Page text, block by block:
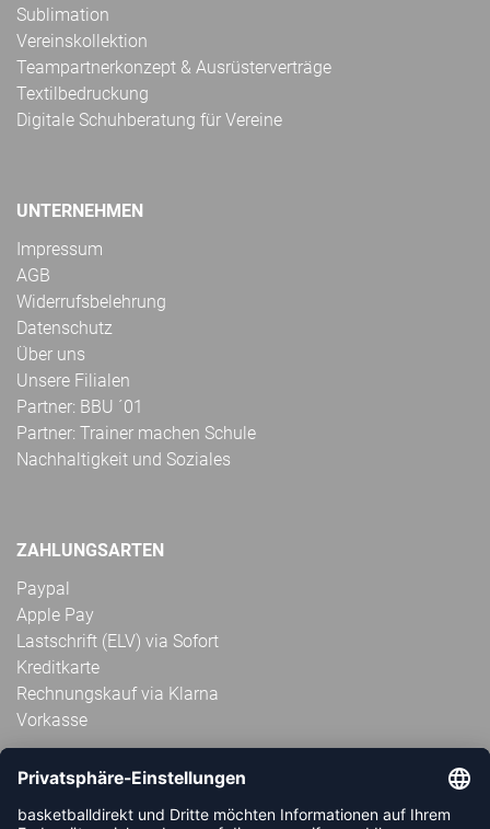
Sublimation
Vereinskollektion
Teampartnerkonzept & Ausrüsterverträge
Textilbedruckung
Digitale Schuhberatung für Vereine
UNTERNEHMEN
Impressum
AGB
Widerrufsbelehrung
Datenschutz
Über uns
Unsere Filialen
Partner: BBU ´01
Partner: Trainer machen Schule
Nachhaltigkeit und Soziales
ZAHLUNGSARTEN
Paypal
Apple Pay
Lastschrift (ELV) via Sofort
Kreditkarte
Rechnungskauf via Klarna
Vorkasse
ABONNIERE JETZT DEN KOSTENLOSEN
HANDBALLDIREKT-NEWSLETTER UND VERPASSE KEINE